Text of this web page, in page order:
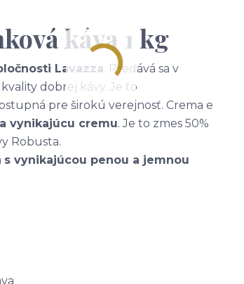
káva 1 kg
Lavazza. Predává sa v
dobrej kávy. Je to
pre širokú verejnosť. Crema e
vynikajúcu cremu. Je to zmes 50%
Robusta.
s vynikajúcou penou a jemnou